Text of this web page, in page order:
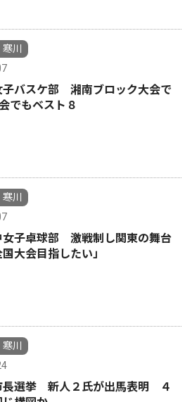
川
子バスケ部 湘南ブロック大会で
でもベスト８
川
女子卓球部 激戦制し関東の舞台
大会目指したい」
川
長選挙 新人２氏が出馬表明 ４